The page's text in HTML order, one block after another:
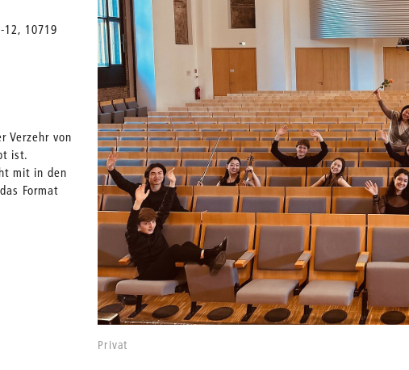
12, 10719
Verzehr von
ist.
mit in den
Format
Privat